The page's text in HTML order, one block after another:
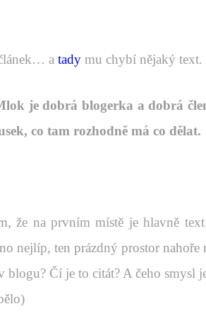
a tadymu chybí nějaký text.
je dobrá blogerka a dobrá
co tam rozhodně má co dělat.
že na prvním místě je hlavně
nejlíp, ten prázdný prostor nahoře
Čí je to citát? A čeho smysl